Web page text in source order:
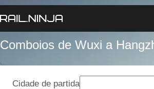
Comboios de Wuxi a
Cidade de partida